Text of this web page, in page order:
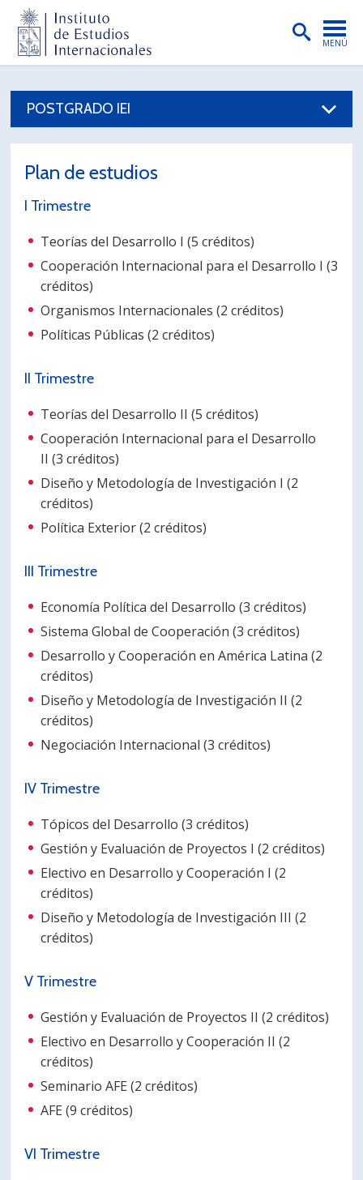
MENÚ
POSTGRADO
EXTENSIÓN
BIBLIOTECA
Postulantes
Estudiantes
Académicos
Egresados
POSTGRADO IEI
Plan de estudios
I Trimestre
Teorías del Desarrollo I (5 créditos)
Cooperación Internacional para el Desarrollo I (3
créditos)
Organismos Internacionales (2 créditos)
Políticas Públicas (2 créditos)
II Trimestre
Teorías del Desarrollo II (5 créditos)
Cooperación Internacional para el Desarrollo
II (3 créditos)
Diseño y Metodología de Investigación I (2
créditos)
Política Exterior (2 créditos)
III Trimestre
Economía Política del Desarrollo (3 créditos)
Sistema Global de Cooperación (3 créditos)
Desarrollo y Cooperación en América Latina (2
créditos)
Diseño y Metodología de Investigación II (2
créditos)
Negociación Internacional (3 créditos)
IV Trimestre
Tópicos del Desarrollo (3 créditos)
Gestión y Evaluación de Proyectos I (2 créditos)
Electivo en Desarrollo y Cooperación I (2
créditos)
Diseño y Metodología de Investigación III (2
créditos)
V Trimestre
Gestión y Evaluación de Proyectos II (2 créditos)
Electivo en Desarrollo y Cooperación II (2
créditos)
Seminario AFE (2 créditos)
AFE (9 créditos)
VI Trimestre